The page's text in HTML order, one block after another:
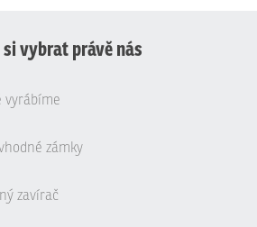
si vybrat právě nás
vyrábíme
zámky
zavírač